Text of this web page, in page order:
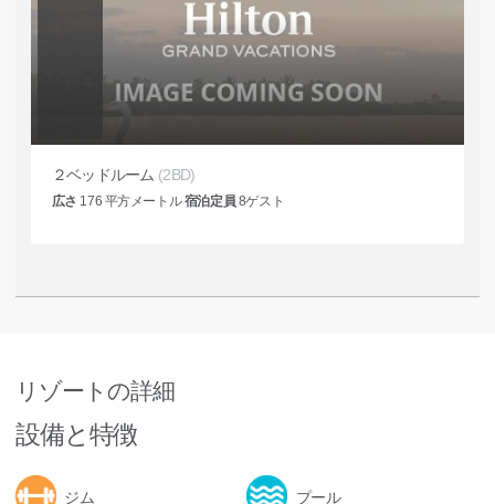
２ベッドルーム (2BD)
広さ 176 平方メートル宿泊定員 8ゲスト
リゾートの詳細
設備と特徴
ジム プール